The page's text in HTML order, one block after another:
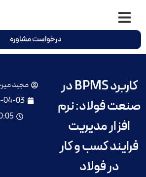
درخواست مشاوره
کاربرد BPMS در
صنعت فولاد: نرم
افزار مدیریت
فرایند کسب و کار
در فولاد
مجید
04-03